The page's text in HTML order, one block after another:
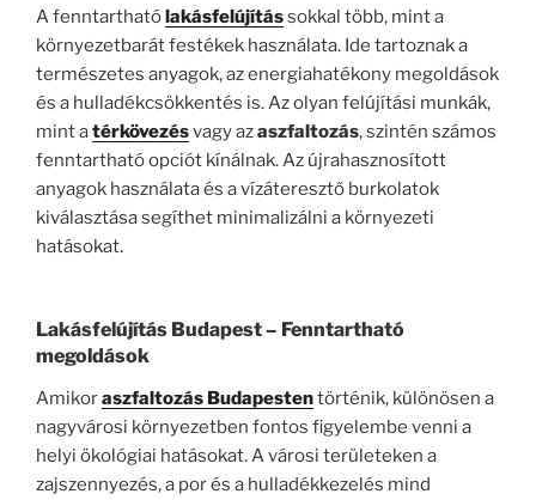
A fenntartható lakásfelújítássokkal több, mint a
környezetbarát festékek használata. Ide tartoznak a
természetes anyagok, az energiahatékony megoldások
és a hulladékcsökkentés is. Az olyan felújítási munkák,
mint atérkövezésvagy azaszfaltozás, szintén számos
fenntartható opciót kínálnak. Az újrahasznosított
anyagok használata és a vízáteresztő burkolatok
kiválasztása segíthet minimalizálni a környezeti
hatásokat.
Lakásfelújítás Budapest– Fenntartható
megoldások
Amikoraszfaltozás Budapestentörténik, különösen a
nagyvárosi környezetben fontos figyelembe venni a
helyi ökológiai hatásokat. A városi területeken a
zajszennyezés, a por és a hulladékkezelés mind